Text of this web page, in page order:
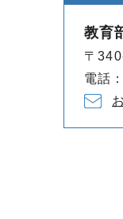
教育
〒
電話